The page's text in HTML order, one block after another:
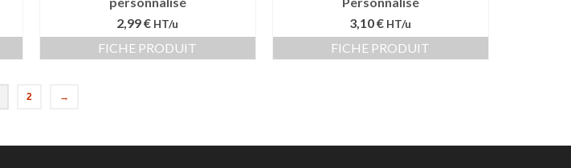
2,99 € HT/u
FICHE PRODUIT
3,10 € HT/u
FICHE PRODUIT
2 →